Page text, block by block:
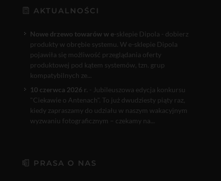
AKTUALNOŚCI
Nowe drzewo towarów w e-sklepie Dipola - dobierz
produkty w obrębie systemu. W e-sklepie Dipola
pojawiła się możliwość przeglądania oferty
produktowej pod kątem systemów, tzn. grup
kompatybilnych ze...
10 czerwca 2026 r. - Jubileuszowa edycja konkursu
"Ciekawie o Antenach". To już dwudziesty piąty raz,
kiedy zapraszamy do udziału w naszym wakacyjnym
wyzwaniu fotograficznym – czekamy na...
PRASA O NAS